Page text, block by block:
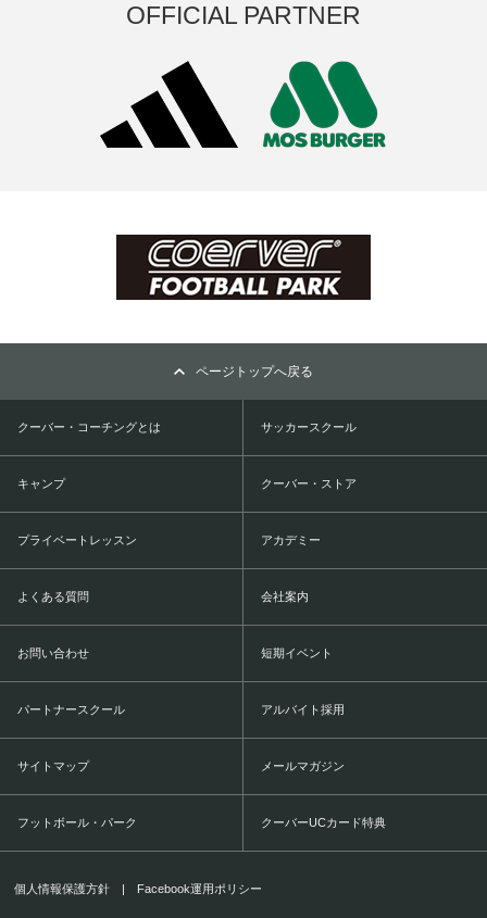
OFFICIAL PARTNER
ページトップへ戻る
クーバー・コーチングとは サッカースクール
キャンプ クーバー・ストア
プライベートレッスン アカデミー
よくある質問 会社案内
お問い合わせ 短期イベント
パートナースクール アルバイト採用
サイトマップ メールマガジン
フットボール・パーク クーバーUCカード特典
個人情報保護方針 | Facebook運用ポリシー